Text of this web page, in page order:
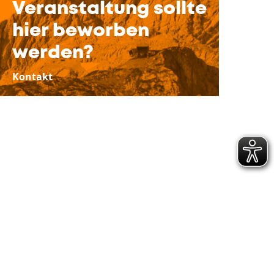
Veranstaltung sollte
hier beworben
werden?
Kontakt